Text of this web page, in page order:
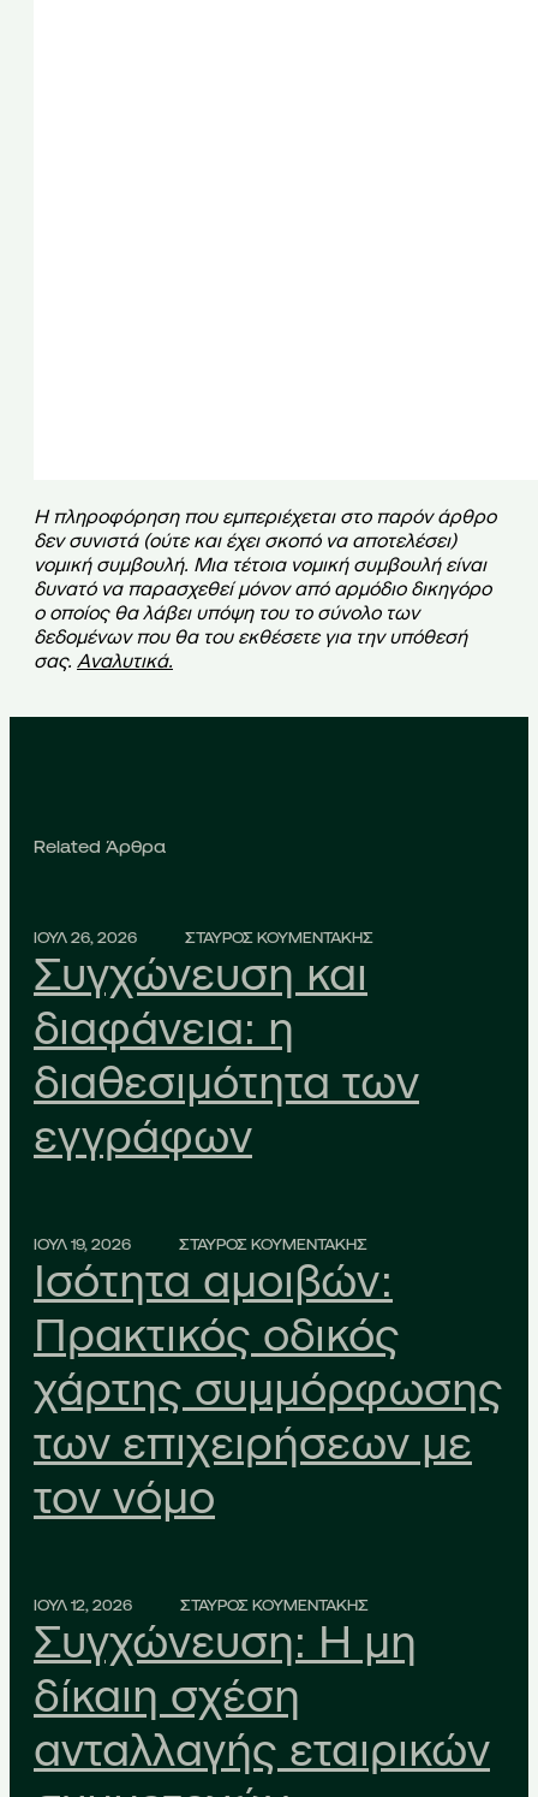
Η πληροφόρηση που εμπεριέχεται στο παρόν άρθρο
δεν συνιστά (ούτε και έχει σκοπό να αποτελέσει)
νομική συμβουλή. Μια τέτοια νομική συμβουλή είναι
δυνατό να παρασχεθεί μόνον από αρμόδιο δικηγόρο
ο οποίος θα λάβει υπόψη του το σύνολο των
δεδομένων που θα του εκθέσετε για την υπόθεσή
σας. Αναλυτικά.
Related Άρθρα
ΙΟΥΛ 26, 2026 ΣΤΑΥΡΟΣ ΚΟΥΜΕΝΤΑΚΗΣ
Συγχώνευση και
διαφάνεια: η
διαθεσιμότητα των
εγγράφων
ΙΟΥΛ 19, 2026 ΣΤΑΥΡΟΣ ΚΟΥΜΕΝΤΑΚΗΣ
Ισότητα αμοιβών:
Πρακτικός οδικός
χάρτης συμμόρφωσης
των επιχειρήσεων με
τον νόμο
ΙΟΥΛ 12, 2026 ΣΤΑΥΡΟΣ ΚΟΥΜΕΝΤΑΚΗΣ
Συγχώνευση: Η μη
δίκαιη σχέση
ανταλλαγής εταιρικών